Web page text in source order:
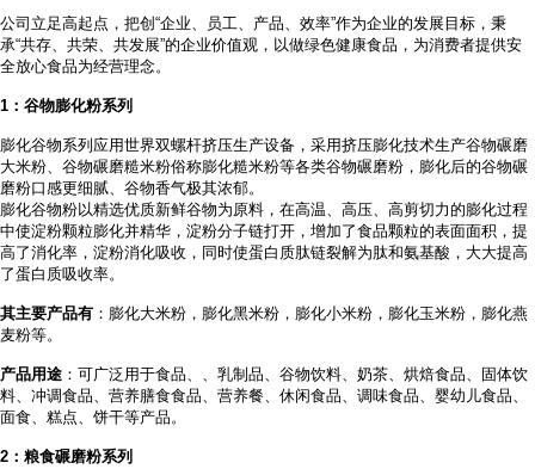
公司立足高起点，把创 “企业、员工、产品、效率”作为企业的发展目标，秉
承“共存、共荣、共发展”的企业价值观，以做绿色健康食品，为消费者提供安
全放心食品为经营理念。
1 ：谷物膨化粉系列
膨化谷物系列应用世界双螺杆挤压生产设备，采用挤压膨化技术生产谷物碾磨
大米粉、谷物碾磨糙米粉俗称膨化糙米粉等各类谷物碾磨粉，膨化后的谷物碾
磨粉口感更细腻、谷物香气极其浓郁。
膨化谷物粉以精选优质新鲜谷物为原料，在高温、高压、高剪切力的膨化过程
中使淀粉颗粒膨化并精华，淀粉分子链打开，增加了食品颗粒的表面面积，提
高了消化率，淀粉消化吸收，同时使蛋白质肽链裂解为肽和氨基酸，大大提高
了蛋白质吸收率。
其主要产品有 ：膨化大米粉，膨化黑米粉，膨化小米粉，膨化玉米粉，膨化燕
麦粉等。
产品用途 ：可广泛用于食品、 、乳制品、谷物饮料、奶茶、烘焙食品、固体饮
料、冲调食品、营养膳食食品、营养餐、休闲食品、调味食品、婴幼儿食品、
面食、糕点、饼干等产品。
2 ：粮食碾磨粉系列